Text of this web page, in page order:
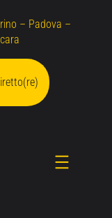
– Padova –